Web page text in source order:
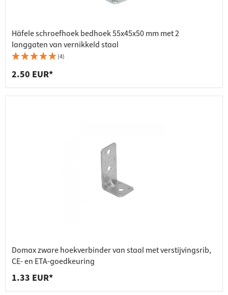
Häfele schroefhoek bedhoek 55x45x50 mm met 2
langgaten van vernikkeld staal
(4)
2.50 EUR*
Domax zware hoekverbinder van staal met verstijvingsrib,
CE- en ETA-goedkeuring
1.33 EUR*